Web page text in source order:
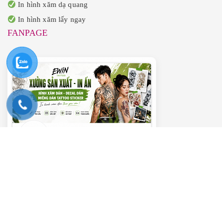
In hình xăm dạ quang
In hình xăm lấy ngay
FANPAGE